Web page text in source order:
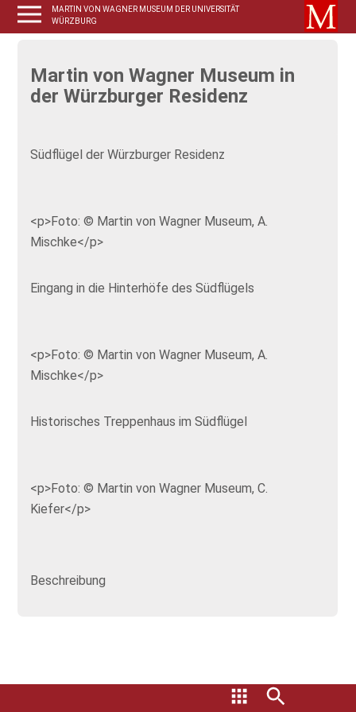
MARTIN VON WAGNER MUSEUM DER UNIVERSITÄT
WÜRZBURG
Martin von Wagner Museum in
der Würzburger Residenz
Südflügel der Würzburger Residenz
<p>Foto: © Martin von Wagner Museum, A.
Mischke</p>
Eingang in die Hinterhöfe des Südflügels
<p>Foto: © Martin von Wagner Museum, A.
Mischke</p>
Historisches Treppenhaus im Südflügel
<p>Foto: © Martin von Wagner Museum, C.
Kiefer</p>
Beschreibung